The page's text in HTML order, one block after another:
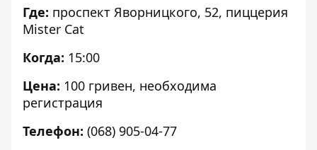
Где: проспект Яворницкого, 52, пиццерия
Mister Cat
Когда: 15:00
Цена: 100 гривен, необходима
регистрация
Телефон: (068) 905-04-77